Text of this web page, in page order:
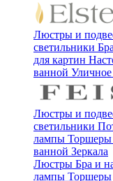
Люстры и
светильники
для картин
ванной
Люстры и
светильники
лампы Торшеры
ванной Зеркала
Люстры Бра и
лампы Торшеры